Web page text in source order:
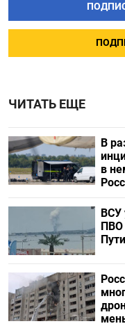
ЧИТАТЬ ЕЩЕ
В
в
ВСУ
ПВО